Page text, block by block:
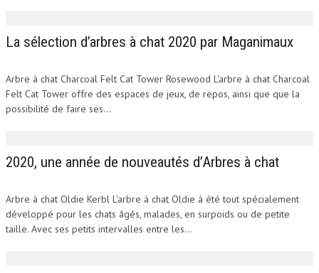
La sélection d’arbres à chat 2020 par Maganimaux
Arbre à chat Charcoal Felt Cat Tower Rosewood L'arbre à chat Charcoal
Felt Cat Tower offre des espaces de jeux, de repos, ainsi que que la
possibilité de faire ses...
2020, une année de nouveautés d’Arbres à chat
Arbre à chat Oldie Kerbl L'arbre à chat Oldie à été tout spécialement
développé pour les chats âgés, malades, en surpoids ou de petite
taille. Avec ses petits intervalles entre les...